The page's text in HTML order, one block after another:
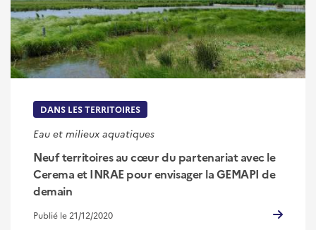
DANS LES TERRITOIRES
Eau et milieux aquatiques
Neuf territoires au cœur du partenariat avec le
Cerema et INRAE pour envisager la GEMAPI de
demain
Publié le 21/12/2020